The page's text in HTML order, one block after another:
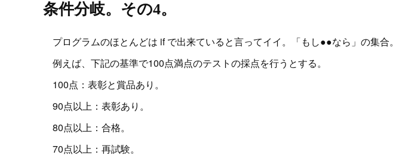
条件分岐。その4。
プログラムのほとんどは if で出来ていると言ってイイ。「もし●●なら」の集合。
例えば、下記の基準で100点満点のテストの採点を行うとする。
100点：表彰と賞品あり。
90点以上：表彰あり。
80点以上：合格。
70点以上：再試験。